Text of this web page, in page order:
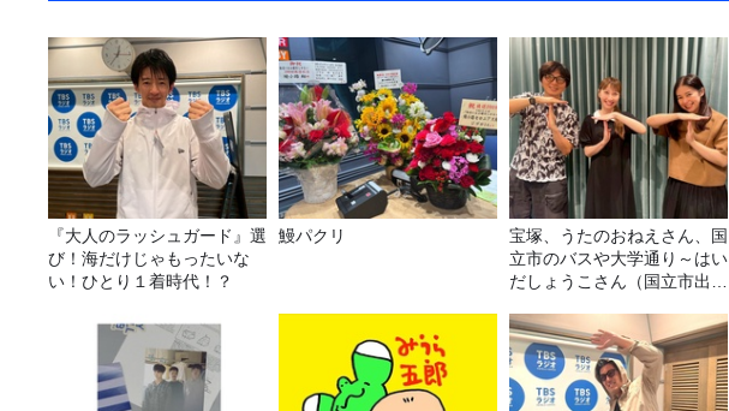
『大人のラッシュガード』選
び！海だけじゃもったいな
い！ひとり１着時代！？
鰻パクリ
宝塚、うたのおねえさん、国
立市のバスや大学通り～はい
だしょうこさん（国立市出